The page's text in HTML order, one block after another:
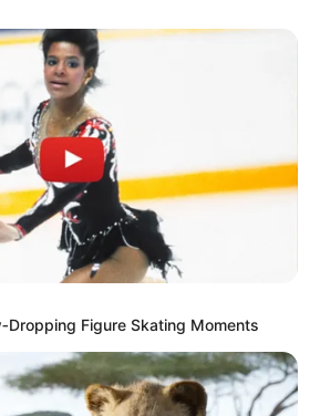
nələr gözləyir? —
0 0
Figure Skating Moments